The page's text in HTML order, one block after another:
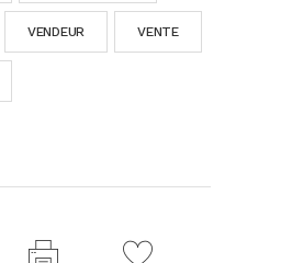
VENDEUR VENTE